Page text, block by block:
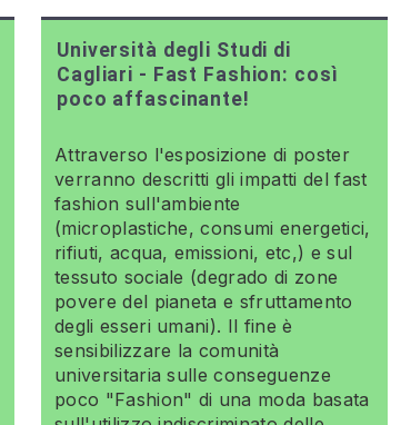
Università degli Studi di
Cagliari - Fast Fashion: così
poco affascinante!
Attraverso l'esposizione di poster
verranno descritti gli impatti del fast
fashion sull'ambiente
(microplastiche, consumi energetici,
rifiuti, acqua, emissioni, etc,) e sul
tessuto sociale (degrado di zone
povere del pianeta e sfruttamento
degli esseri umani). Il fine è
sensibilizzare la comunità
universitaria sulle conseguenze
poco "Fashion" di una moda basata